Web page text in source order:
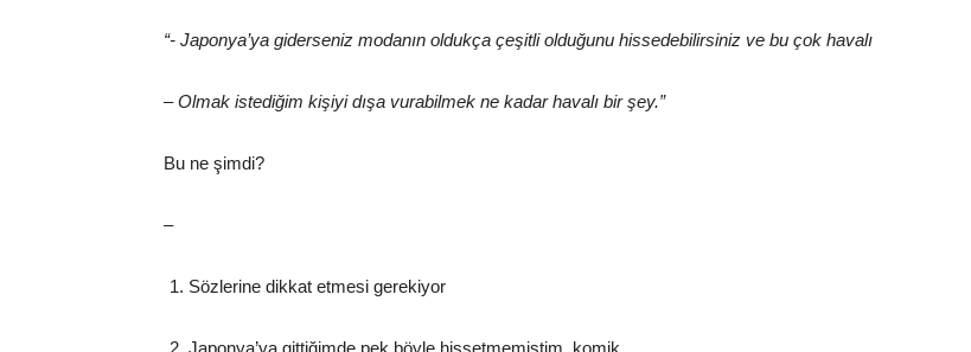
“- Japonya’ya giderseniz modanın oldukça çeşitli olduğunu hissedebilirsiniz ve bu çok havalı
–Olmak istediğim kişiyi dışa vurabilmek ne kadar havalı bir şey.”
Bu ne şimdi?
–
Sözlerine dikkat etmesi gerekiyor
Japonya’ya gittiğimde pek böyle hissetmemiştim, komik